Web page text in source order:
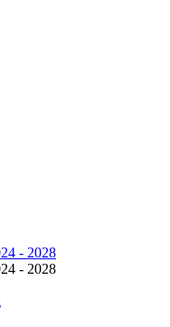
- 2028
- 2028